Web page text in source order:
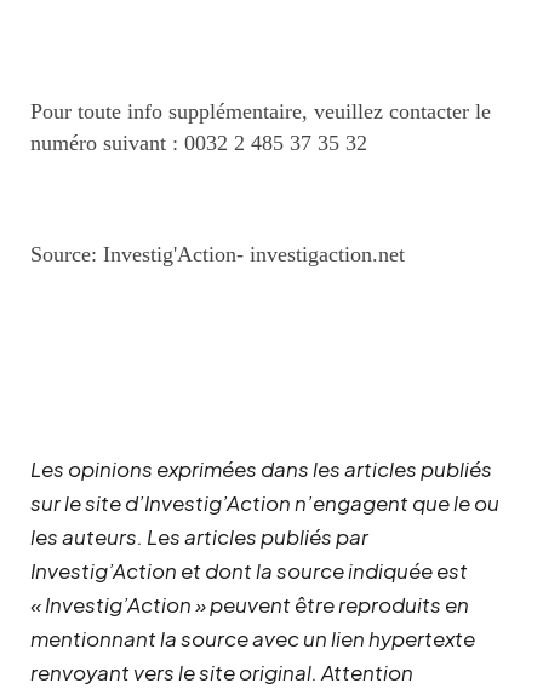
Pour toute info supplémentaire, veuillez contacter le
numéro suivant : 0032 2 485 37 35 32
Source: Investig'Action- investigaction.net
Les opinions exprimées dans les articles publiés
sur le site d’Investig’Action n’engagent que le ou
les auteurs. Les articles publiés par
Investig’Action et dont la source indiquée est
« Investig’Action » peuvent être reproduits en
mentionnant la source avec un lien hypertexte
renvoyant vers le site original. Attention